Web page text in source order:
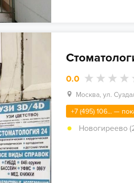
0.0
Москва, ул.
+7 (495) 106... —
Новогиреево